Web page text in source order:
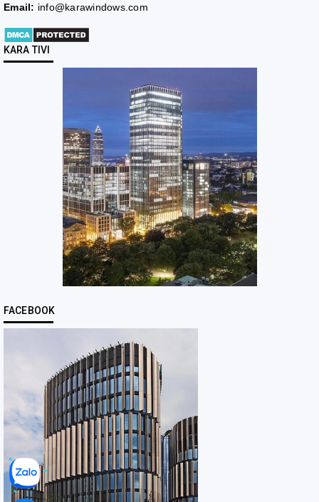
Email: info@karawindows.com
KARA TIVI
FACEBOOK